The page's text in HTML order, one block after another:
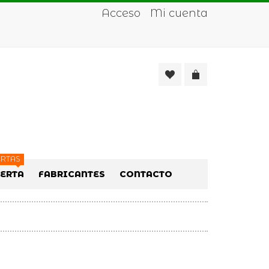
Acceso Mi cuenta
FABRICANTES CONTACTO